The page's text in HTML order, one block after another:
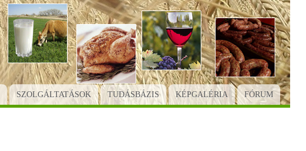
SZOLGÁLTATÁSOK TUDÁSBÁZIS KÉPGALÉRIA FÓRUM